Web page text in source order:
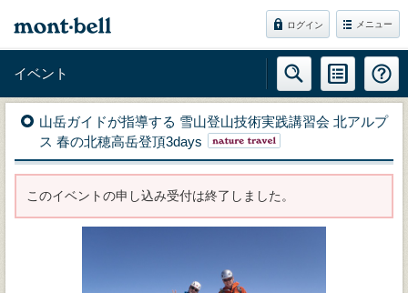
ログイン メニュー
イベント
山岳ガイドが指導する 雪山登山技術実践講習会 北アルプ
ス 春の北穂高岳登頂3days
このイベントの申し込み受付は終了しました。